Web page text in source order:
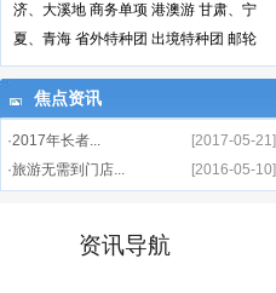
济、大溪地 商务单项 港澳游 甘肃、宁
夏、青海 省外特种团 出境特种团 邮轮
焦点资讯
·2017年长者...
[2017-05-21]
·旅游无需到门店...
[2016-05-10]
资讯导航